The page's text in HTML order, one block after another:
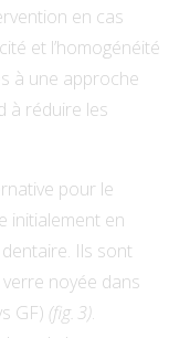
en cas
et l’homogénéité
à une approche
à réduire les
pour le
initialement en
Ils sont
noyée dans
GF) (fig. 3).